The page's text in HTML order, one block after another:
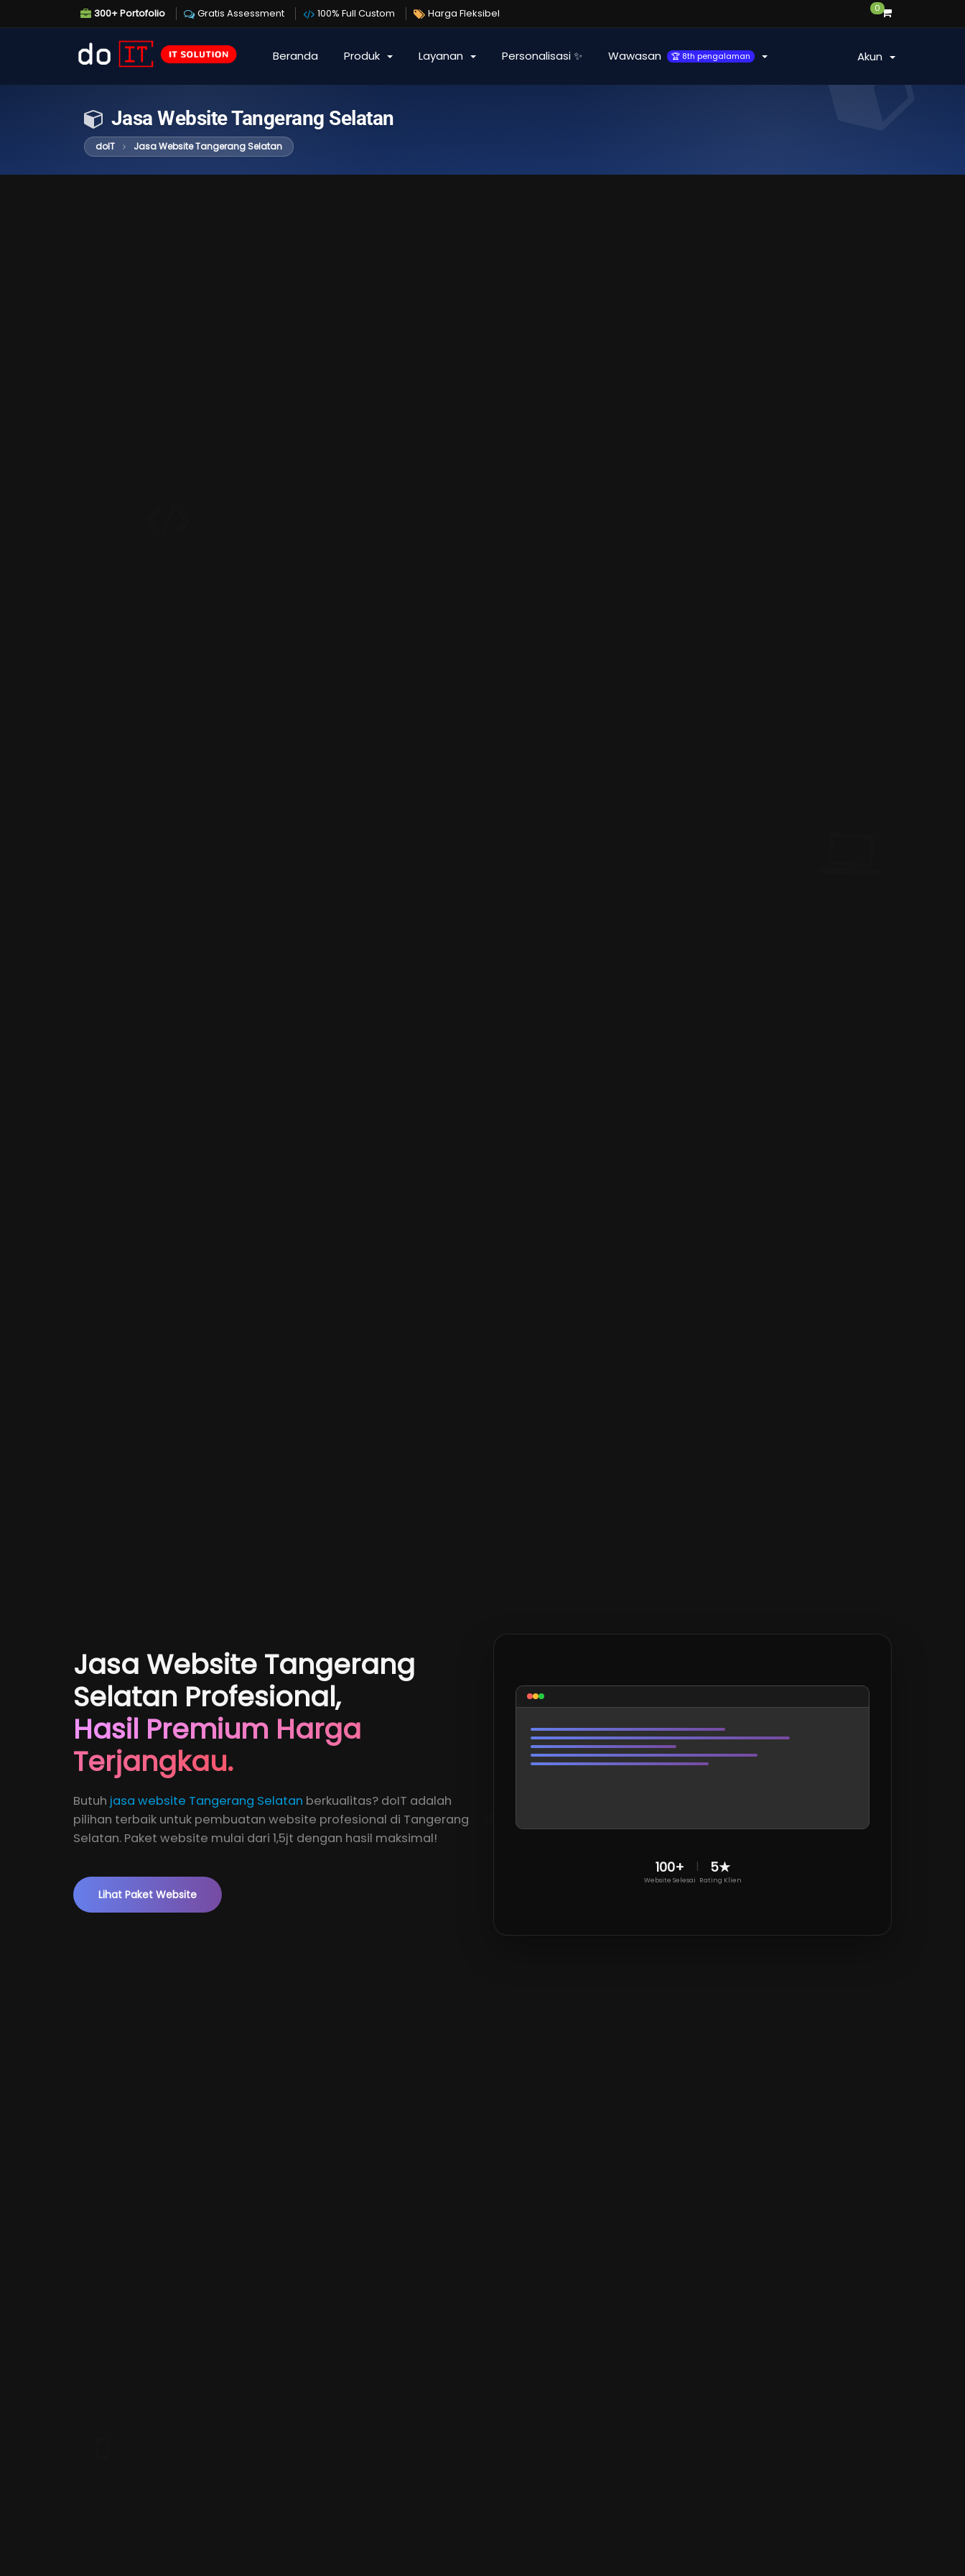
300+ Portofolio Gratis Assessment 100% Full Custom Harga Fleksibel 0
Beranda Produk Layanan Personalisasi ✨ Wawasan 🏆 8th pengalaman Akun
Jasa Website Tangerang Selatan
doIT Jasa Website Tangerang Selatan
Jasa Website Tangerang
Selatan Profesional,
Hasil Premium Harga
Terjangkau.
Butuh jasa website Tangerang Selatan berkualitas? doIT adalah
pilihan terbaik untuk pembuatan website profesional di Tangerang
Selatan. Paket website mulai dari 1,5jt dengan hasil maksimal!
Lihat Paket Website
100+
Website Selesai
| 5★
Rating Klien